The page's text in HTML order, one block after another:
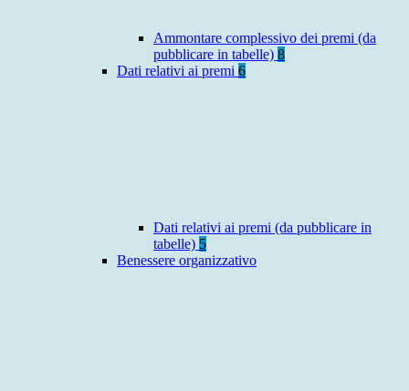
Ammontare complessivo dei premi (da
pubblicare in tabelle) 8
Dati relativi ai premi 6
Dati relativi ai premi (da pubblicare in
tabelle) 5
Benessere organizzativo